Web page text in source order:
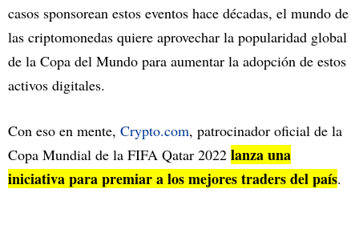
casos sponsorean estos eventos hace décadas, el mundo de
las criptomonedas quiere aprovechar la popularidad global
de la Copa del Mundo para aumentar la adopción de estos
activos digitales.
Con eso en mente, Crypto.com, patrocinador oficial de la
Copa Mundial de la FIFA Qatar 2022 lanza una
iniciativa para premiar a los mejores traders del país.